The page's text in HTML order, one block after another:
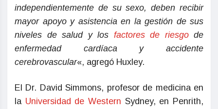
independientemente de su sexo, deben recibir
mayor apoyo y asistencia en la gestión de sus
niveles de salud y los factores de riesgo de
enfermedad cardíaca y accidente
cerebrovascular«, agregó Huxley.
El Dr. David Simmons, profesor de medicina en
la Universidad de Western Sydney, en Penrith,